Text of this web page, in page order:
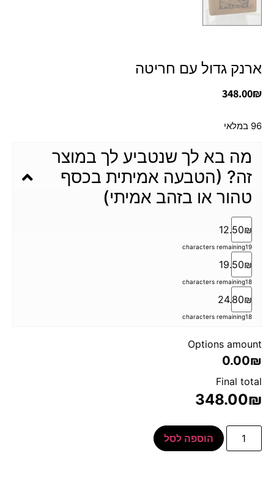
ארנק גדול עם חריטה
348.00₪
96 במלאי
מה בא לך שנטביע לך במוצר
זה? (הטבעה אמיתית בכסף
טהור או בזהב אמיתי)
12.50₪
19
characters remaining
19.50₪
18
characters remaining
24.80₪
18
characters remaining
Options amount
0.00₪
Final total
348.00₪
הוספה לסל